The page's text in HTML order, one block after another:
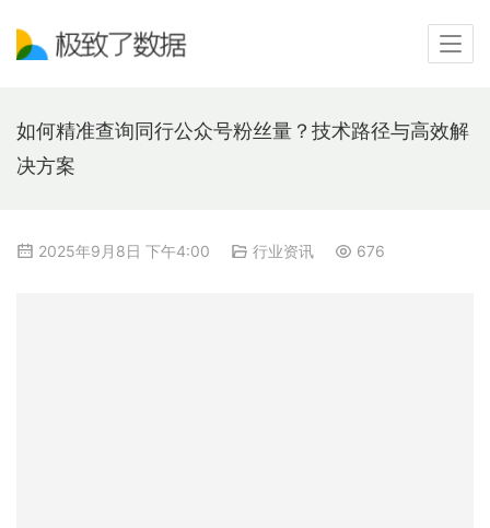
如何精准查询同行公众号粉丝量？技术路径与高效解
决方案
2025年9月8日 下午4:00 行业资讯 676